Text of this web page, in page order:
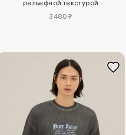
рельефной текстурой
3480 ₽